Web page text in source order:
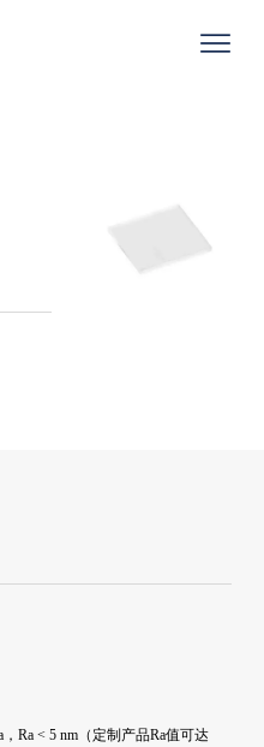
Ra < 5 nm（定制产品Ra值可达